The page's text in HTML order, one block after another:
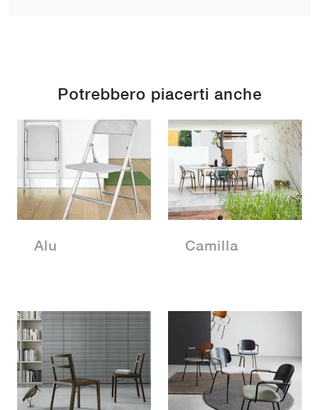
Potrebbero piacerti anche
Alu Camilla